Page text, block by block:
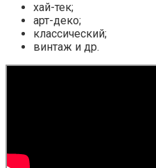
хай-тек;
арт-деко;
классический;
винтаж и др.